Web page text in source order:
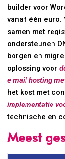
builder voor
vanaf één euro.
samen met
ondersteunen
borgen en
oplossing voor
e mail hosting
het kost met
implementatie
technische en
Meest